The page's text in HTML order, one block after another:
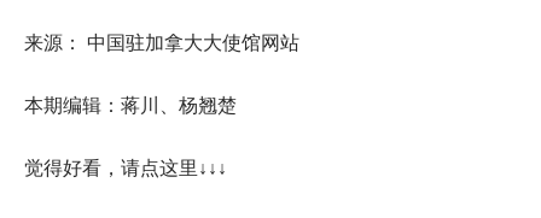
来源： 中国驻加拿大大使馆网站
本期编辑：蒋川、杨翘楚
觉得好看，请点这里↓↓↓